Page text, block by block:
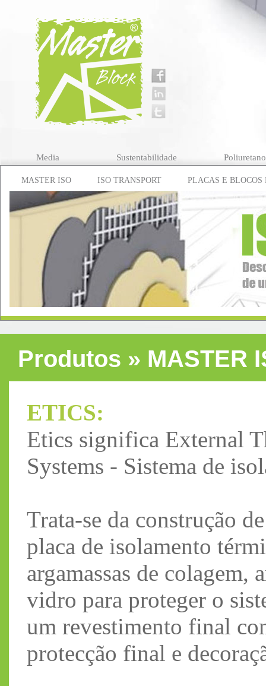
Media Sustentabilidade Poliuretano
MASTER ISO ISO TRANSPORT PLACAS E
Produtos » MASTER
ETICS:
Etics significa External
Systems - Sistema de
Trata-se da construção
placa de isolamento
argamassas de colagem,
vidro para proteger o
um revestimento final
protecção final e